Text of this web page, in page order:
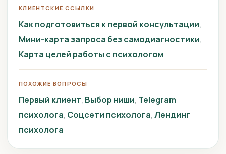
КЛИЕНТСКИЕ ССЫЛКИ
Как подготовиться к первой консультации
Мини-карта запроса без самодиагностики
Карта целей работы с психологом
ПОХОЖИЕ ВОПРОСЫ
Первый клиент Выбор ниши Telegram
психолога Соцсети психолога Лендинг
психолога